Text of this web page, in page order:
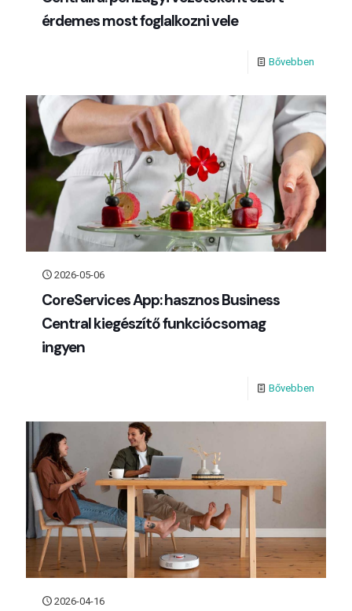
érdemes most foglalkozni vele
Bővebben
2026-05-06
CoreServices App: hasznos Business
Central kiegészítő funkciócsomag
ingyen
Bővebben
2026-04-16